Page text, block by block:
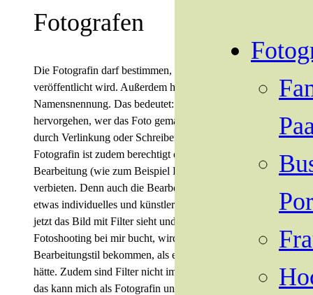
Fotografen
Die Fotografin darf bestimmen, ob und wie ihr Werk
veröffentlicht wird. Außerdem hat sie das Recht auf
Namensnennung. Das bedeutet: es muss klar
hervorgehen, wer das Foto gemacht hat, zum Beispiel
durch Verlinkung oder Schreiben meines Namens. Die
Fotografin ist zudem berechtigt eine weitere
Bearbeitung (wie zum Beispiel Filter von Instagram) zu
verbieten. Denn auch die Bearbeitung eines Fotos ist
etwas individuelles und künstlerisches. Wenn jemand
jetzt das Bild mit Filter sieht und auf Grund dessen ein
Fotoshooting bei mir bucht, wird er einen anderen
Bearbeitungstil bekommen, als er vielleicht erwartet
hätte. Zudem sind Filter nicht immer professionell und
das kann mich als Fotografin unprofessionell wirken